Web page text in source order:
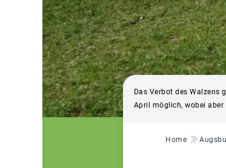
Das Verbot des
April möglich, wobei
Home